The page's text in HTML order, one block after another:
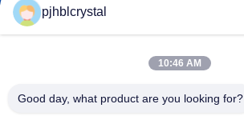
jinhuacz@126.com
pjhblcrystal
10:46 AM
Good day, what product are you looking for?